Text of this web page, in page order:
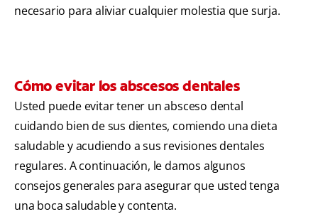
necesario para aliviar cualquier molestia que surja.
Cómo evitar los abscesos dentales
Usted puede evitar tener un absceso dental
cuidando bien de sus dientes, comiendo una dieta
saludable y acudiendo a sus revisiones dentales
regulares. A continuación, le damos algunos
consejos generales para asegurar que usted tenga
una boca saludable y contenta.